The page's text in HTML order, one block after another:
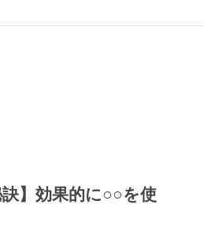
訣】効果的に○○を使